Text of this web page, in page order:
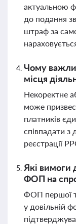
актуальною
до подання
штраф за
Чому
місця
Некоректне
може
платників
співпадати
реєстрації
Які вимоги
ФОП на
ФОП першої
у довільній